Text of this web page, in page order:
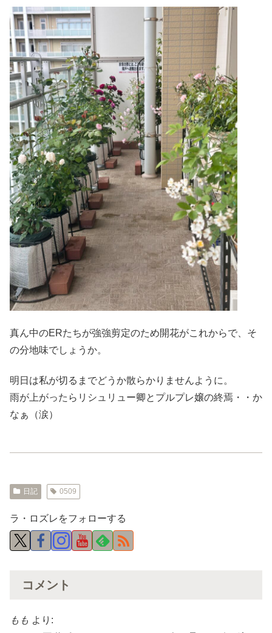
真ん中のERたちが強強剪定のため開花がこれからで、そ
の分地味でしょうか。
明日は私が切るまでどうか散らかりませんように。
雨が上がったらリシュリュー卿とプルプレ嬢の終焉・・か
なぁ（涙）
日記 0509
ラ・ロズレをフォローする
コメント
もも より: